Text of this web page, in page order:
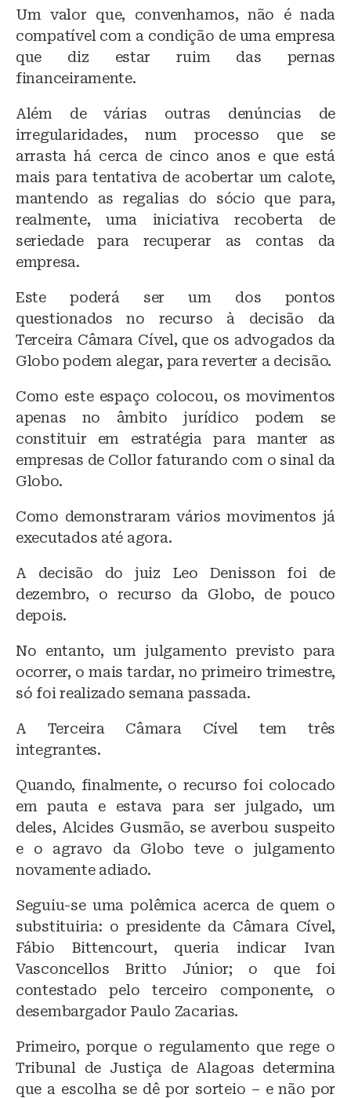
Um valor que, convenhamos, não é nada
compatível com a condição de uma empresa
que diz estar ruim das pernas
financeiramente.
Além de várias outras denúncias de
irregularidades, num processo que se
arrasta há cerca de cinco anos e que está
mais para tentativa de acobertar um calote,
mantendo as regalias do sócio que para,
realmente, uma iniciativa recoberta de
seriedade para recuperar as contas da
empresa.
Este poderá ser um dos pontos
questionados no recurso à decisão da
Terceira Câmara Cível, que os advogados da
Globo podem alegar, para reverter a decisão.
Como este espaço colocou, os movimentos
apenas no âmbito jurídico podem se
constituir em estratégia para manter as
empresas de Collor faturando com o sinal da
Globo.
Como demonstraram vários movimentos já
executados até agora.
A decisão do juiz Leo Denisson foi de
dezembro, o recurso da Globo, de pouco
depois.
No entanto, um julgamento previsto para
ocorrer, o mais tardar, no primeiro trimestre,
só foi realizado semana passada.
A Terceira Câmara Cível tem três
integrantes.
Quando, finalmente, o recurso foi colocado
em pauta e estava para ser julgado, um
deles, Alcides Gusmão, se averbou suspeito
e o agravo da Globo teve o julgamento
novamente adiado.
Seguiu-se uma polêmica acerca de quem o
substituiria: o presidente da Câmara Cível,
Fábio Bittencourt, queria indicar Ivan
Vasconcellos Britto Júnior; o que foi
contestado pelo terceiro componente, o
desembargador Paulo Zacarias.
Primeiro, porque o regulamento que rege o
Tribunal de Justiça de Alagoas determina
que a escolha se dê por sorteio – e não por